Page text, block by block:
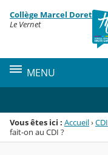
Menu de la rubrique
Contenu
Collège Marcel Doret
Le Vernet
MENU
Vous êtes ici : Accueil›CDI
fait-on au CDI ?